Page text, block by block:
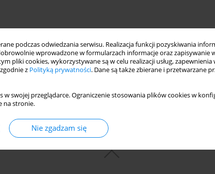
podczas odwiedzania serwisu. Realizacja funkcji pozyskiwania
wprowadzone w formularzach informacje oraz zapisywanie
pliki cookies, wykorzystywane są w celu realizacji usług,
z Polityką prywatności. Dane są także zbierane i przetwarzane
w swojej przeglądarce. Ograniczenie stosowania plików cookies w
na stronie.
Nie zgadzam się
Statystyki
© 2006-2026 Journal hosting platform by